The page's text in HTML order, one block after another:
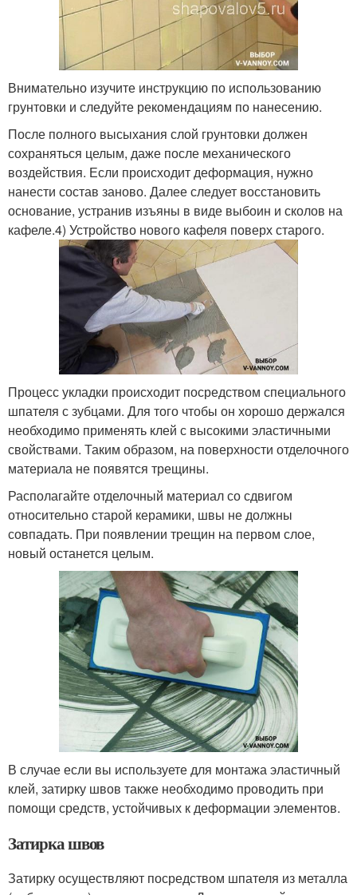
Внимательно изучите инструкцию по использованию
грунтовки и следуйте рекомендациям по нанесению.
После полного высыхания слой грунтовки должен
сохраняться целым, даже после механического
воздействия. Если происходит деформация, нужно
нанести состав заново. Далее следует восстановить
основание, устранив изъяны в виде выбоин и сколов на
кафеле.4) Устройство нового кафеля поверх старого.
Процесс укладки происходит посредством специального
шпателя с зубцами. Для того чтобы он хорошо держался
необходимо применять клей с высокими эластичными
свойствами. Таким образом, на поверхности отделочного
материала не появятся трещины.
Располагайте отделочный материал со сдвигом
относительно старой керамики, швы не должны
совпадать. При появлении трещин на первом слое,
новый останется целым.
В случае если вы используете для монтажа эластичный
клей, затирку швов также необходимо проводить при
помощи средств, устойчивых к деформации элементов.
Затирка швов
Затирку осуществляют посредством шпателя из металла